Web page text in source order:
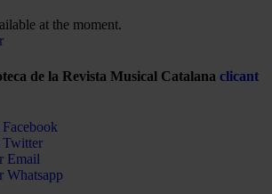
at the moment.
de la Revista Musical Catalana clicant
Twitter
Email
Whatsapp